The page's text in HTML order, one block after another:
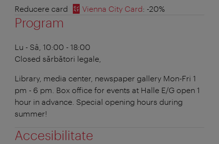
Reducere card Vienna City Card: -20%
Program
Lu - Sâ, 10:00 - 18:00
Closed sărbători legale,
Library, media center, newspaper gallery Mon-Fri 1
pm - 6 pm. Box office for events at Halle E/G open 1
hour in advance. Special opening hours during
summer!
Accesibilitate